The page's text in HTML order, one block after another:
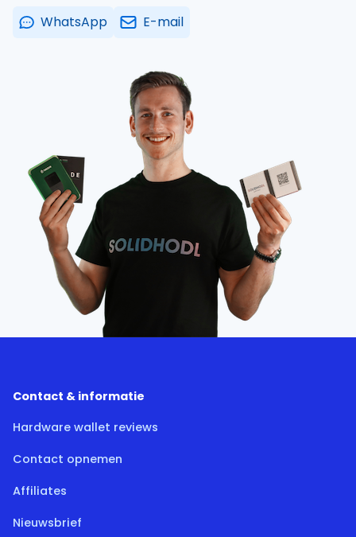
WhatsApp E-mail
Contact & informatie
Hardware wallet reviews
Contact opnemen
Affiliates
Nieuwsbrief